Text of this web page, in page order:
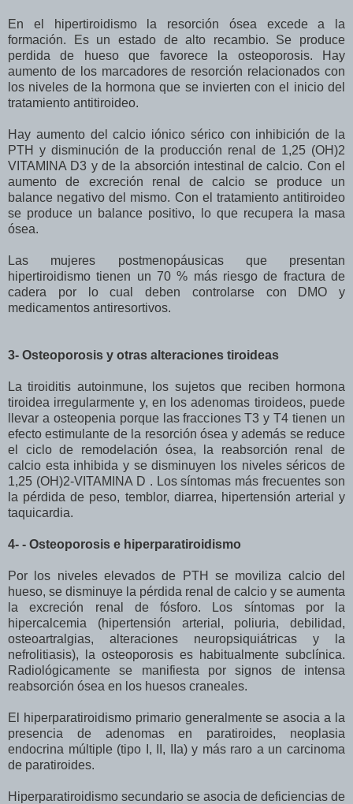
En el hipertiroidismo la resorción ósea excede a la
formación. Es un estado de alto recambio. Se produce
perdida de hueso que favorece la osteoporosis. Hay
aumento de los marcadores de resorción relacionados con
los niveles de la hormona que se invierten con el inicio del
tratamiento antitiroideo.
Hay aumento del calcio iónico sérico con inhibición de la
PTH y disminución de la producción renal de 1,25 (OH)2
VITAMINA D3 y de la absorción intestinal de calcio. Con el
aumento de excreción renal de calcio se produce un
balance negativo del mismo. Con el tratamiento antitiroideo
se produce un balance positivo, lo que recupera la masa
ósea.
Las mujeres postmenopáusicas que presentan
hipertiroidismo tienen un 70 % más riesgo de fractura de
cadera por lo cual deben controlarse con DMO y
medicamentos antiresortivos.
3- Osteoporosis y otras alteraciones tiroideas
La tiroiditis autoinmune, los sujetos que reciben hormona
tiroidea irregularmente y, en los adenomas tiroideos, puede
llevar a osteopenia porque las fracciones T3 y T4 tienen un
efecto estimulante de la resorción ósea y además se reduce
el ciclo de remodelación ósea, la reabsorción renal de
calcio esta inhibida y se disminuyen los niveles séricos de
1,25 (OH)2-VITAMINA D . Los síntomas más frecuentes son
la pérdida de peso, temblor, diarrea, hipertensión arterial y
taquicardia.
4- - Osteoporosis e hiperparatiroidismo
Por los niveles elevados de PTH se moviliza calcio del
hueso, se disminuye la pérdida renal de calcio y se aumenta
la excreción renal de fósforo. Los síntomas por la
hipercalcemia (hipertensión arterial, poliuria, debilidad,
osteoartralgias, alteraciones neuropsiquiátricas y la
nefrolitiasis), la osteoporosis es habitualmente subclínica.
Radiológicamente se manifiesta por signos de intensa
reabsorción ósea en los huesos craneales.
El hiperparatiroidismo primario generalmente se asocia a la
presencia de adenomas en paratiroides, neoplasia
endocrina múltiple (tipo I, II, IIa) y más raro a un carcinoma
de paratiroides.
Hiperparatiroidismo secundario se asocia de deficiencias de